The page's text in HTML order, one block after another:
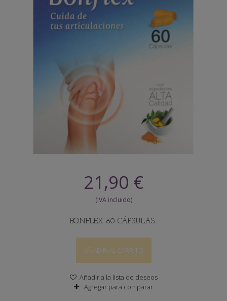
21,90 €
BONFLEX 60 CÁPSULAS...
AÑADIR AL CARRITO
Añadir a la lista de deseos
Agregar para comparar